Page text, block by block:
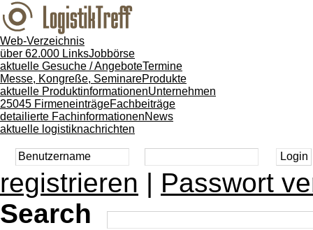
Web-Verzeichnis
über 62.000 LinksJobbörse
aktuelle Gesuche / AngeboteTermine
Messe, Kongreße, SeminareProdukte
aktuelle ProduktinformationenUnternehmen
25045 FirmeneinträgeFachbeiträge
detailierte FachinformationenNews
aktuelle logistiknachrichten
registrieren | Passwort
Search